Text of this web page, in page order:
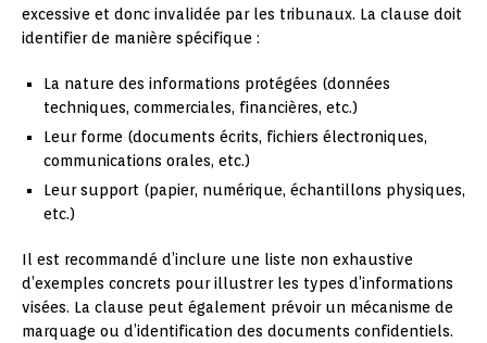
excessive et donc invalidée par les tribunaux. La clause doit
identifier de manière spécifique :
La nature des informations protégées (données
techniques, commerciales, financières, etc.)
Leur forme (documents écrits, fichiers électroniques,
communications orales, etc.)
Leur support (papier, numérique, échantillons physiques,
etc.)
Il est recommandé d’inclure une liste non exhaustive
d’exemples concrets pour illustrer les types d’informations
visées. La clause peut également prévoir un mécanisme de
marquage ou d’identification des documents confidentiels.